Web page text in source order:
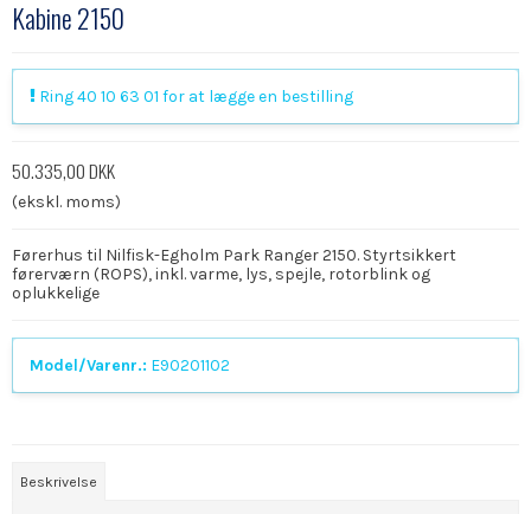
Kabine 2150
Ring 40 10 63 01 for at lægge en bestilling
50.335,00 DKK
(ekskl. moms)
Førerhus til Nilfisk-Egholm Park Ranger 2150. Styrtsikkert
førerværn (ROPS), inkl. varme, lys, spejle, rotorblink og
oplukkelige
Model/Varenr.: E90201102
Beskrivelse